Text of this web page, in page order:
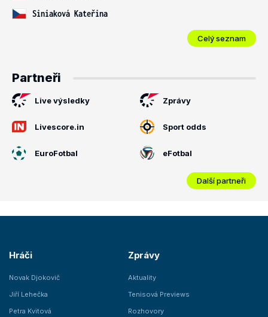
Siniaková Kateřina
Celý seznam
Partneři
Live výsledky Zprávy
Livescore.in Sport odds
EuroFotbal eFotbal
Další partneři
Hráči
Novak Djokovič
Jiří Lehečka
Petra Kvitová
Zprávy
Aktuality
Tenisová Previews
Rozhovory